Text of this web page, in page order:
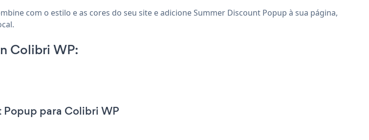
com o estilo e as cores do seu site e adicione Summer Discount Popup à sua página,
Colibri WP:
para Colibri WP